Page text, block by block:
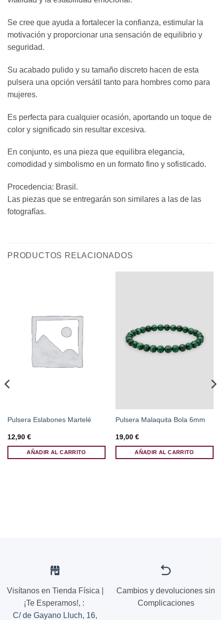
Se cree que ayuda a fortalecer la confianza, estimular la
motivación y proporcionar una sensación de equilibrio y
seguridad.
Su acabado pulido y su tamaño discreto hacen de esta
pulsera una opción versátil tanto para hombres como para
mujeres.
Es perfecta para cualquier ocasión, aportando un toque de
color y significado sin resultar excesiva.
En conjunto, es una pieza que equilibra elegancia,
comodidad y simbolismo en un formato fino y sofisticado.
Procedencia: Brasil.
Las piezas que se entregarán son similares a las de las
fotografías.
PRODUCTOS RELACIONADOS
Pulsera Eslabones Martelé
12,90 €
AÑADIR AL CARRITO
Pulsera Malaquita Bola 6mm
19,00 €
AÑADIR AL CARRITO
Visítanos en Tienda Física |
¡Te Esperamos!, :
C/ de Gayano Lluch, 16,
Cambios y devoluciones sin
Complicaciones